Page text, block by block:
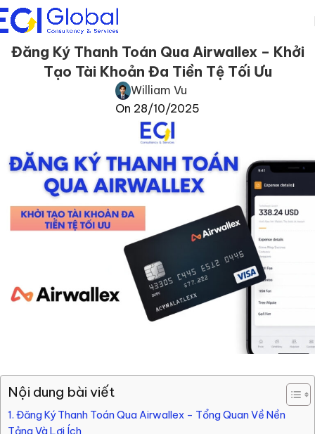
Đăng Ký Thanh Toán Qua Airwallex – Khởi
Tạo Tài Khoản Đa Tiền Tệ Tối Ưu
William Vu
On 28/10/2025
Nội dung bài viết
1. Đăng Ký Thanh Toán Qua Airwallex – Tổng Quan Về Nền
Tảng Và Lợi Ích